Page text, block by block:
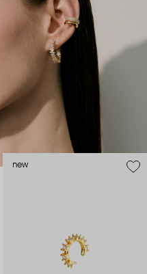
чтобы, поменяв серьги,
new